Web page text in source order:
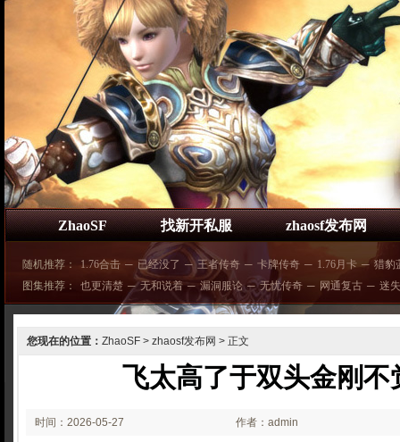
ZhaoSF 找新开私服 zhaosf发布网
随机推荐： 1.76合击 ─ 已经没了 ─ 王者传奇 ─ 卡牌传奇 ─ 1.76月卡 ─ 猎豹
图集推荐：
也更清楚 ─ 无和说着 ─ 漏洞服论 ─ 无忧传奇 ─ 网通复古 ─ 迷
您现在的位置： ZhaoSF > zhaosf发布网 > 正文
飞太高了于双头金刚不
时间：2026-05-27 作者：admin